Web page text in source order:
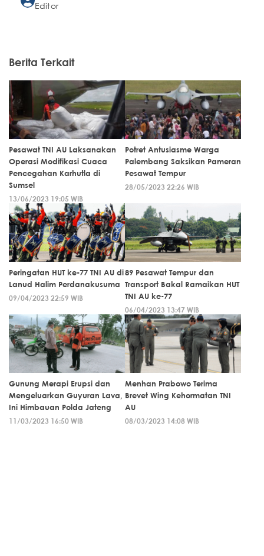
Editor
Berita Terkait
Pesawat TNI AU Laksanakan
Operasi Modifikasi Cuaca
Pencegahan Karhutla di
Sumsel
13/06/2023 19:05 WIB
Potret Antusiasme Warga
Palembang Saksikan Pameran
Pesawat Tempur
28/05/2023 22:26 WIB
Peringatan HUT ke-77 TNI AU di
Lanud Halim Perdanakusuma
09/04/2023 22:59 WIB
89 Pesawat Tempur dan
Transport Bakal Ramaikan HUT
TNI AU ke-77
06/04/2023 13:47 WIB
Gunung Merapi Erupsi dan
Mengeluarkan Guyuran Lava,
Ini Himbauan Polda Jateng
11/03/2023 16:50 WIB
Menhan Prabowo Terima
Brevet Wing Kehormatan TNI
AU
08/03/2023 14:08 WIB